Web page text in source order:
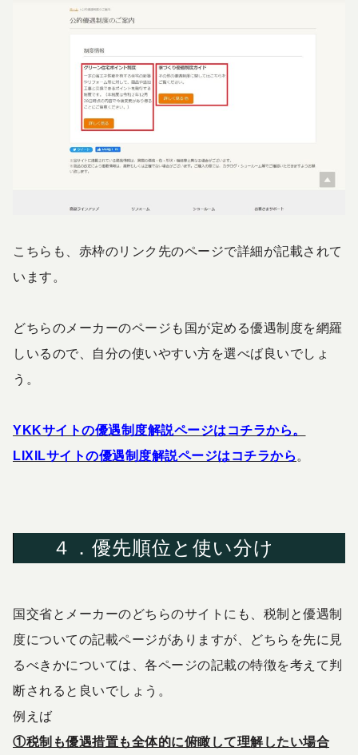
こちらも、赤枠のリンク先のページで詳細が記載されて
います。
どちらのメーカーのページも国が定める優遇制度を網羅
しいるので、自分の使いやすい方を選べば良いでしょ
う。
YKKサイトの優遇制度解説ページはコチラから。
LIXILサイトの優遇制度解説ページはコチラから 。
４．優先順位と使い分け
国交省とメーカーのどちらのサイトにも、税制と優遇制
度についての記載ページがありますが、どちらを先に見
るべきかについては、各ページの記載の特徴を考えて判
断されると良いでしょう。
例えば
①税制も優遇措置も全体的に俯瞰して理解したい場合